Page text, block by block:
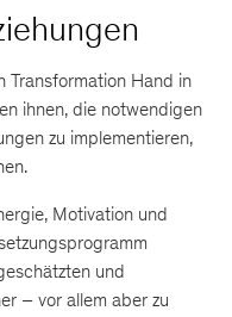
Transformation Hand in
ihnen, die notwendigen
zu implementieren,
Motivation und
und
– vor allem aber zu